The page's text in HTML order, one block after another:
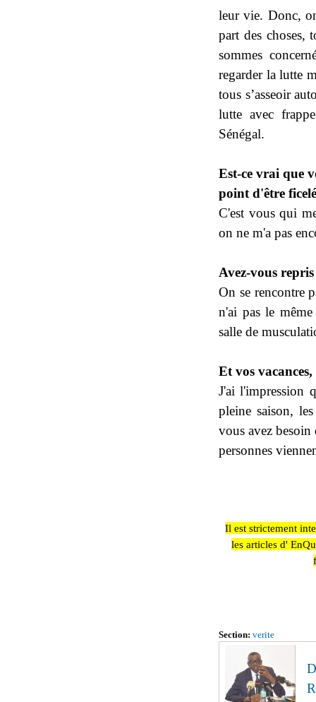
leur vie. Donc,
part des choses,
sommes
regarder la lutte
tous s’asseoir
lutte avec
Sénégal.
Est-ce vrai que
point d'être
C'est vous qui
on ne m'a pas
Avez-vous
On se rencontre
n'ai pas le
salle de
Et vos
J'ai l'impression
pleine saison,
vous avez besoin
personnes
Il est strictement
les articles d'
Section: verite